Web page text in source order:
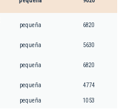
pequeña 6820
pequeña 5630
pequeña 6820
pequeña 4774
pequeña 1053